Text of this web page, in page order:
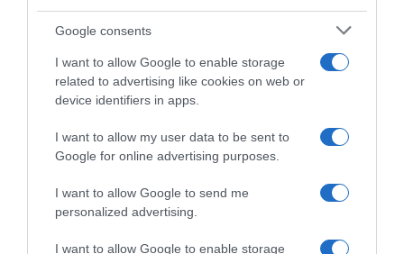
Google consents
I want to allow Google to enable storage
related to advertising like cookies on web or
device identifiers in apps.
I want to allow my user data to be sent to
Google for online advertising purposes.
I want to allow Google to send me
personalized advertising.
I want to allow Google to enable storage